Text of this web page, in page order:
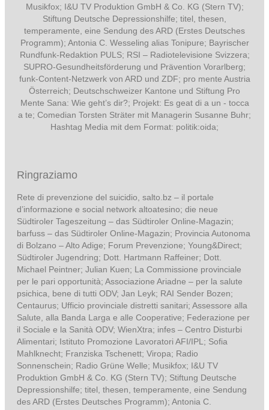
Musikfox; I&U TV Produktion GmbH & Co. KG (Stern TV);
Stiftung Deutsche Depressionshilfe; titel, thesen,
temperamente, eine Sendung des ARD (Erstes Deutsches
Programm); Antonia C. Wesseling alias Tonipure; Bayrischer
Rundfunk-Redaktion PULS; RSI – Radiotelevisione Svizzera;
SUPRO-Gesundheitsförderung und Prävention Vorarlberg;
funk-Content-Netzwerk von ARD und ZDF; pro mente Austria
Österreich; Deutschschweizer Kantone und Stiftung Pro
Mente Sana: Wie geht’s dir?; Projekt: Es geat di a un - tocca
a te; Comedian Torsten Sträter mit Managerin Susanne Buhr;
Hashtag Media mit dem Format: politik:oida;
Ringraziamo
Rete di prevenzione del suicidio, salto.bz – il portale
d’informazione e social network altoatesino; die neue
Südtiroler Tageszeitung – das Südtiroler Online-Magazin;
barfuss – das Südtiroler Online-Magazin; Provincia Autonoma
di Bolzano – Alto Adige; Forum Prevenzione; Young&Direct;
Südtiroler Jugendring; Dott. Hartmann Raffeiner; Dott.
Michael Peintner; Julian Kuen; La Commissione provinciale
per le pari opportunità; Associazione Ariadne – per la salute
psichica, bene di tutti ODV; Jan Leyk; RAI Sender Bozen;
Centaurus; Ufficio provinciale distretti sanitari; Assessore alla
Salute, alla Banda Larga e alle Cooperative; Federazione per
il Sociale e la Sanità ODV; WienXtra; infes – Centro Disturbi
Alimentari; Istituto Promozione Lavoratori AFI/IPL; Sofia
Mahlknecht; Franziska Tschenett; Viropa; Radio
Sonnenschein; Radio Grüne Welle; Musikfox; I&U TV
Produktion GmbH & Co. KG (Stern TV); Stiftung Deutsche
Depressionshilfe; titel, thesen, temperamente, eine Sendung
des ARD (Erstes Deutsches Programm); Antonia C.